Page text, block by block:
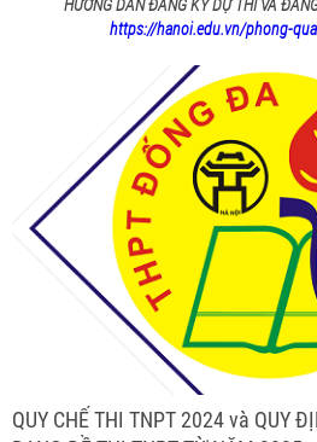
HƯỚNG DẪN ĐĂNG KÝ DỰ THI VÀ
https://hanoi.edu.vn/phong-
QUY CHẾ THI TNPT 2024 và QUY